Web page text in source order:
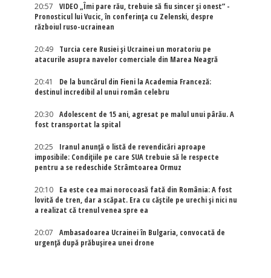
20:57
VIDEO „Îmi pare rău, trebuie să fiu sincer și onest” -
Pronosticul lui Vucic, în conferința cu Zelenski, despre
războiul ruso-ucrainean
20:49
Turcia cere Rusiei și Ucrainei un moratoriu pe
atacurile asupra navelor comerciale din Marea Neagră
20:41
De la buncărul din Fieni la Academia Franceză:
destinul incredibil al unui român celebru
20:30
Adolescent de 15 ani, agresat pe malul unui pârău. A
fost transportat la spital
20:25
Iranul anunță o listă de revendicări aproape
imposibile: Condițiile pe care SUA trebuie să le respecte
pentru a se redeschide Strâmtoarea Ormuz
20:10
Ea este cea mai norocoasă fată din România: A fost
lovită de tren, dar a scăpat. Era cu căștile pe urechi și nici nu
a realizat că trenul venea spre ea
20:07
Ambasadoarea Ucrainei în Bulgaria, convocată de
urgență după prăbușirea unei drone